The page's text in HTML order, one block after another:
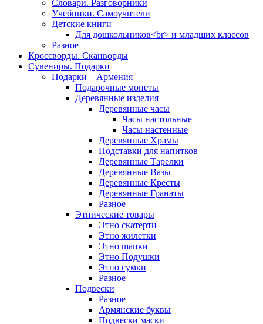
Словари. Разговорники
Учебники. Самоучители
Детские книги
Для дошкольников<br> и младших классов
Разное
Кроссворды. Сканворды
Сувениры. Подарки
Подарки – Армения
Подарочные монеты
Деревянные изделия
Деревянные часы
Часы настольные
Часы настенные
Деревянные Храмы
Подставки для напитков
Деревянные Тарелки
Деревянные Вазы
Деревянные Кресты
Деревянные Гранаты
Разное
Этнические товары
Этно скатерти
Этно жилетки
Этно шапки
Этно Подушки
Этно сумки
Разное
Подвески
Разное
Армянские буквы
Подвески маски